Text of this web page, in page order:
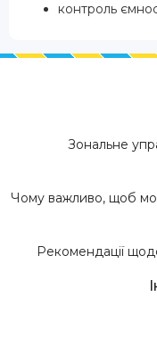
контроль
Зональне
Чому важливо, щоб
Рекомендації